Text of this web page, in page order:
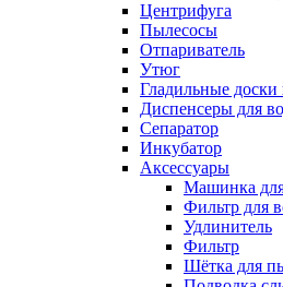
Центрифуга
Пылесосы
Отпариватель
Утюг
Гладильные
Диспенсеры для
Сепаратор
Инкубатор
Аксессуары
Машинка
Фильтр для
Удлинитель
Фильтр
Шётка для